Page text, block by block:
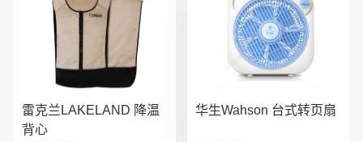
雷克兰LAKELAND 降温
背心
华生Wahson 台式转页扇